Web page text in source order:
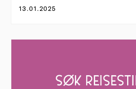
13.01.2025